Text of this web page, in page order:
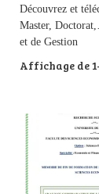
Découvrez et
Master,
et de Gestion
Affichage de